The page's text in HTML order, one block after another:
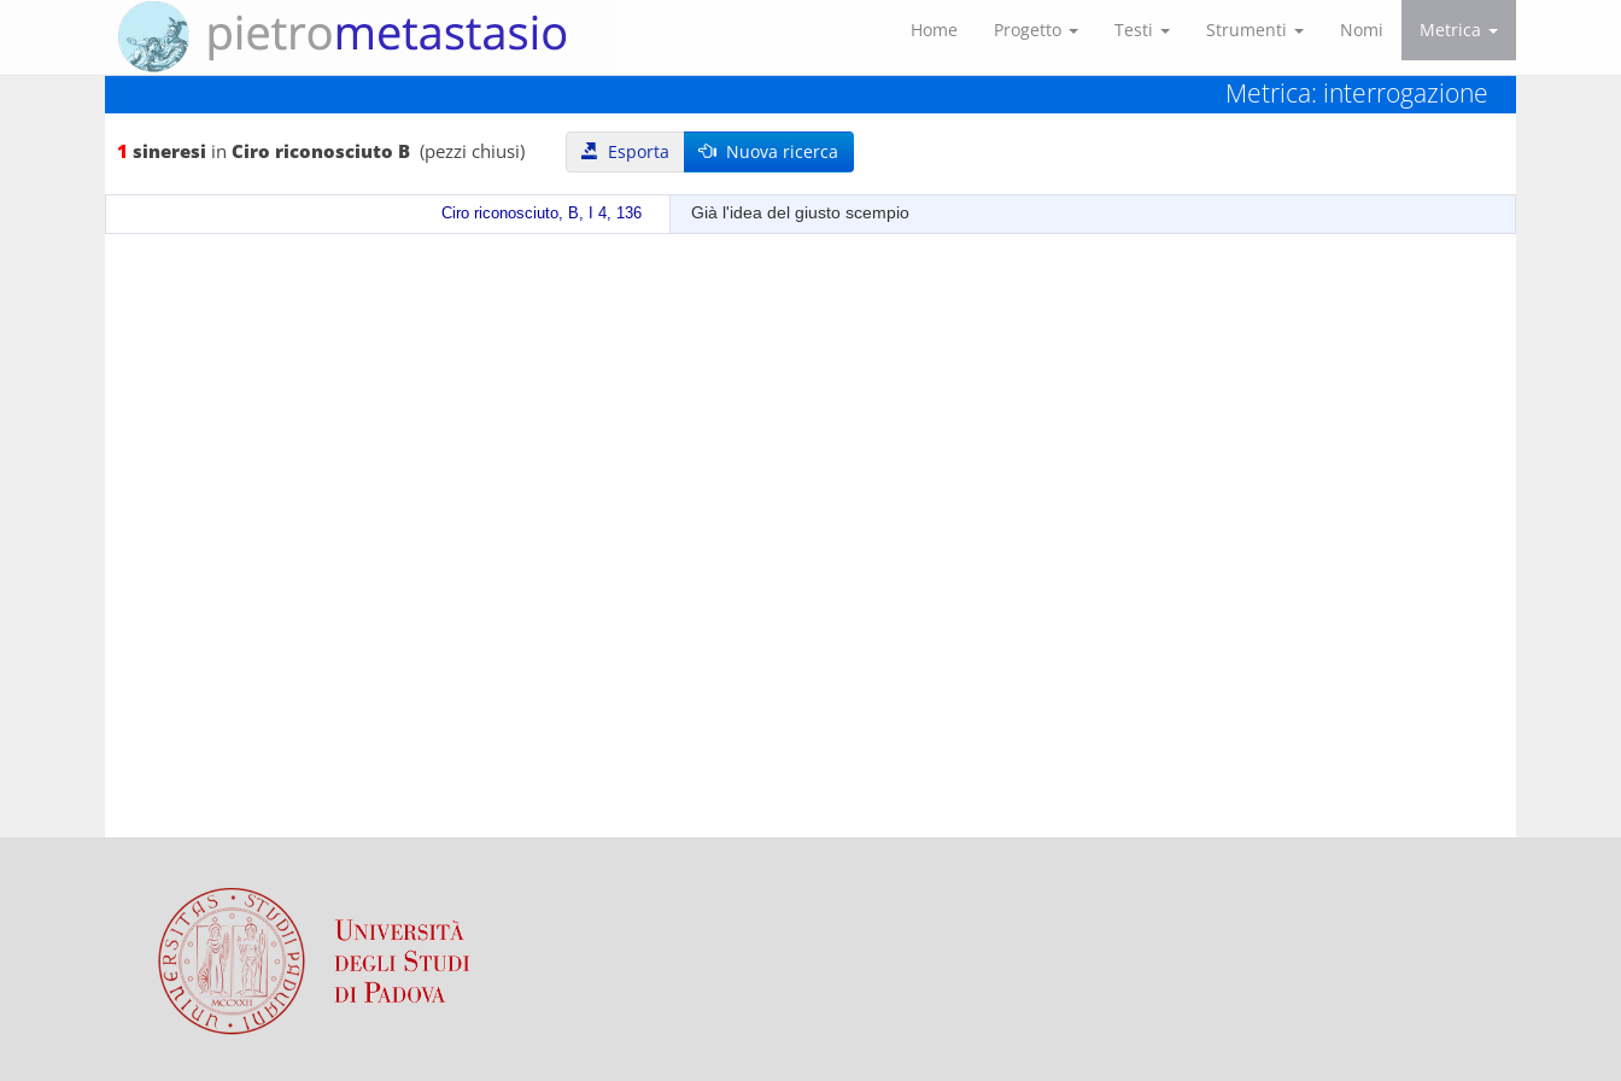
Home Progetto Testi Strumenti Nomi Metrica
Metrica: interrogazione
1 sineresi in Ciro riconosciuto B (pezzi chiusi) Esporta Nuova ricerca
Ciro riconosciuto, B, I 4, 136 Già l'idea del giusto scempio